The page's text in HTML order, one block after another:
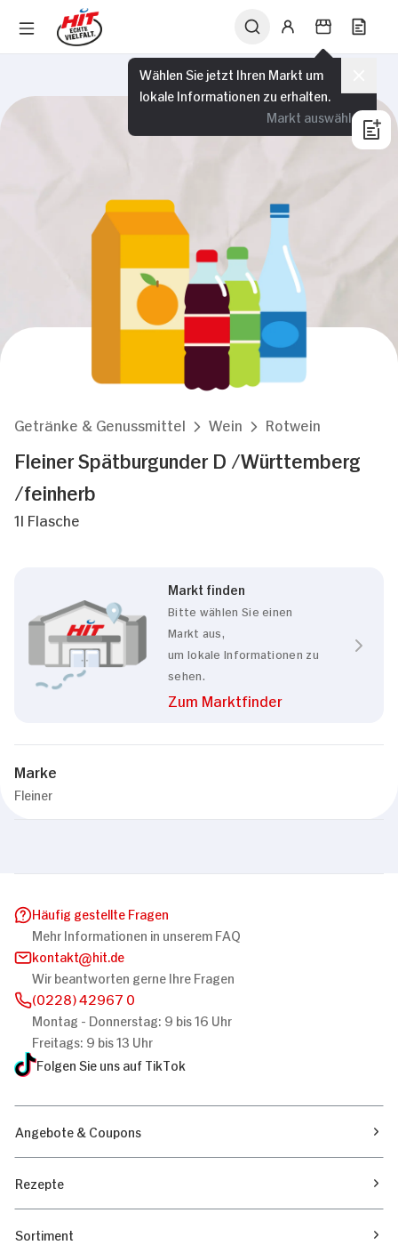
Wählen Sie jetzt Ihren Markt um
lokale Informationen zu erhalten.
Markt auswählen
Getränke & Genussmittel Wein Rotwein
Fleiner Spätburgunder D /Württemberg
/feinherb
1l Flasche
Markt finden
Bitte wählen Sie einen
Markt aus,
um lokale Informationen zu
sehen.
Zum Marktfinder
Marke
Fleiner
Häufig gestellte Fragen
Mehr Informationen in unserem FAQ
kontakt
hit.de
Wir beantworten gerne Ihre Fragen
(0228) 42967 0
Montag - Donnerstag: 9 bis 16 Uhr
Freitags: 9 bis 13 Uhr
Folgen Sie uns auf TikTok
Angebote & Coupons
Rezepte
Sortiment